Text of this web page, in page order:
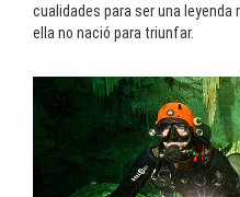
cualidades para ser una leyenda
ella no nació para triunfar.